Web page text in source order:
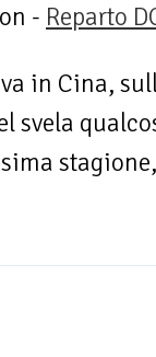
- Reparto
in Cina,
svela